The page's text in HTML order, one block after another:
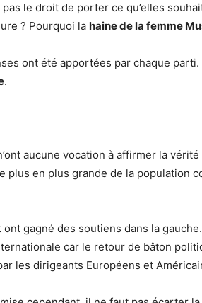
le droit de porter ce qu’elles
? Pourquoi la haine de la femme
ont été apportées par chaque parti.
.
aucune vocation à affirmer la
en plus grande de la population
gagné des soutiens dans la
car le retour de bâton
les dirigeants Européens et